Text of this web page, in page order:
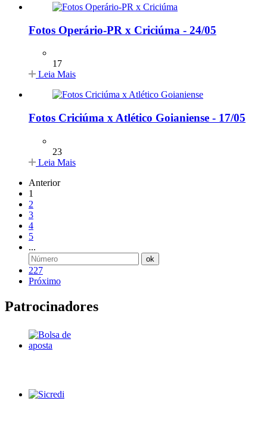
Fotos Operário-PR x Criciúma - 24/05
17
Leia Mais
Fotos Criciúma x Atlético Goianiense - 17/05
23
Leia Mais
Anterior
1
2
3
4
5
...
ok
227
Próximo
Patrocinadores